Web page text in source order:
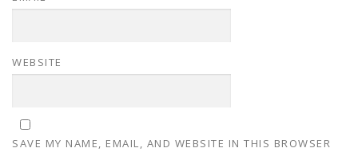
WEBSITE
SAVE MY NAME, EMAIL, AND WEBSITE IN THIS BROWSER